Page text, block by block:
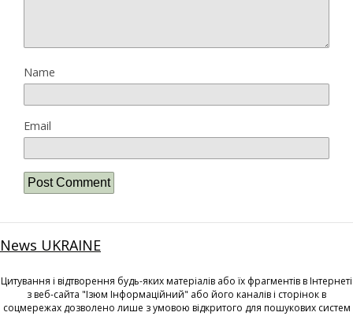
Name
Email
News UKRAINE
Цитування і відтворення будь-яких матеріалів або їх фрагментів в Інтернеті
з веб-сайта "Ізюм Інформаційний" або його каналів і сторінок в
соцмережах дозволено лише з умовою відкритого для пошукових систем